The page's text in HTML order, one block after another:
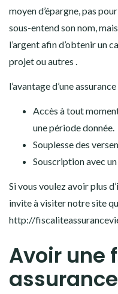
moyen d’épargne, pas
sous-entend son nom,
l’argent afin d’obtenir un
projet ou autres .
l’avantage d’une
Accès à tout
une période donnée.
Souplesse des
Souscription avec
Si vous voulez avoir plus
invite à visiter notre site
http://
Avoir une